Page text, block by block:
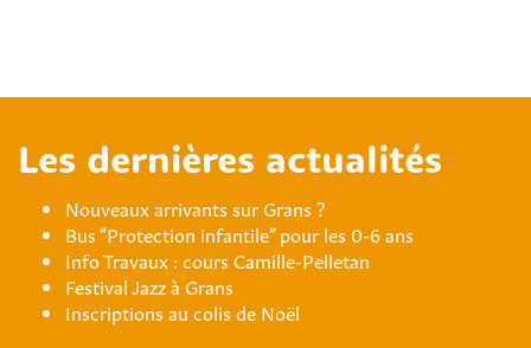
Les dernières actualités
Nouveaux arrivants sur Grans ?
Bus “Protection infantile” pour les 0-6 ans
Info Travaux : cours Camille-Pelletan
Festival Jazz à Grans
Inscriptions au colis de Noël